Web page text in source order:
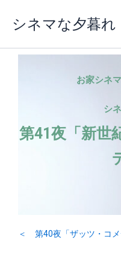
ス
シネマな夕暮れ
お家シネ
シ
第41夜「新世
＜ 第40夜「ザッツ・コメ